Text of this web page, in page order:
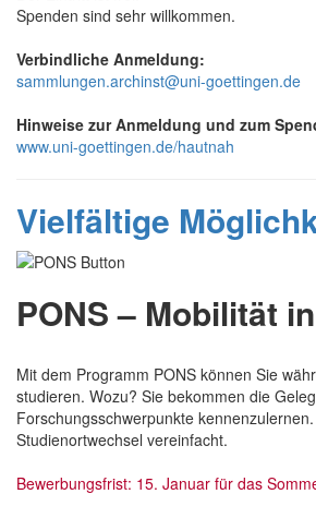
Spenden sind sehr willkommen.
Verbindliche Anmeldung:
sammlungen.archinst@uni-goettingen.de
Hinweise zur Anmeldung und zum
www.uni-goettingen.de/hautnah
Vielfältige
PONS – Mobilität
Mit dem Programm PONS können Sie
studieren. Wozu? Sie bekommen die
Forschungsschwerpunkte
Studienortwechsel vereinfacht.
Bewerbungsfrist: 15. Januar für das